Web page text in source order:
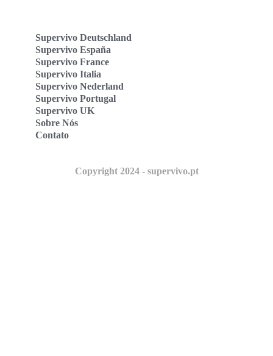
Supervivo Deutschland
Supervivo España
Supervivo France
Supervivo Italia
Supervivo Nederland
Supervivo Portugal
Supervivo UK
Sobre Nós
Contato
Copyright 2024 - supervivo.pt